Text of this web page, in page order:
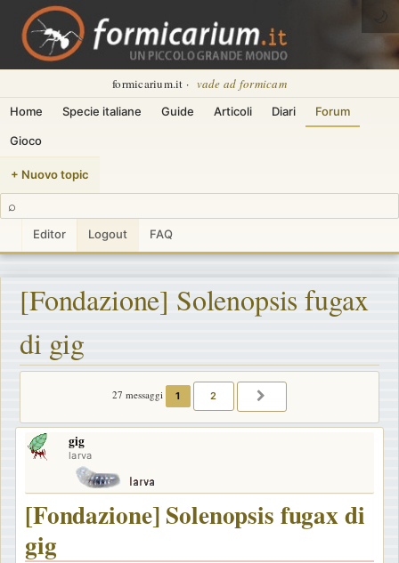
formicarium.it · vade ad formicam
Home Specie italiane Guide Articoli Diari Forum
Gioco
+ Nuovo topic
⌕
Editor Logout FAQ
🌙
[Fondazione] Solenopsis fugax
di gig
27 messaggi 1 2
gig
larva
[Fondazione] Solenopsis fugax di
gig